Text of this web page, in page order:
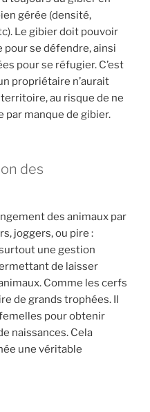
gérée (densité,
Le gibier doit pouvoir
pour se défendre, ainsi
pour se réfugier. C’est
propriétaire n’aurait
au risque de ne
par manque de gibier.
des
des animaux par
joggers, ou pire :
une gestion
de laisser
Comme les cerfs
de grands trophées. Il
pour obtenir
naissances. Cela
une véritable